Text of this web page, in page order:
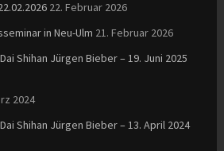
22. Februar 2026
in Neu-Ulm 21. Februar 2026
Shihan Jürgen Bieber – 19. Juni 2025
2024
Shihan Jürgen Bieber – 13. April 2024